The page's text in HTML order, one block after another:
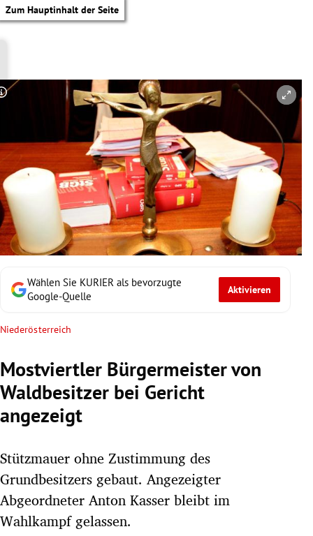
Zum Hauptinhalt der Seite
Untermenü
Untermenü
Untermenü
Untermenü
Untermenü
Untermenü
Untermenü
Untermenü
Wählen Sie KURIER als bevorzugte
Google-Quelle
Aktivieren
Niederösterreich
Mostviertler Bürgermeister von
Waldbesitzer bei Gericht
angezeigt
Stützmauer ohne Zustimmung des
Grundbesitzers gebaut. Angezeigter
Abgeordneter Anton Kasser bleibt im
Wahlkampf gelassen.
Copyright-Hinweis öffnen/schließen